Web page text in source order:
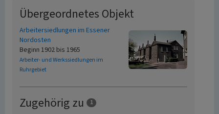
Übergeordnetes Objekt
Arbeitersiedlungen im Essener
Nordosten
Beginn 1902 bis 1965
Arbeiter- und Werkssiedlungen im
Ruhrgebiet
Zugehörig zu 1